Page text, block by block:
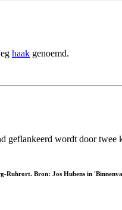
haak genoemd.
geflankeerd wordt door twee
Ruhrort. Bron: Jos Hubens in